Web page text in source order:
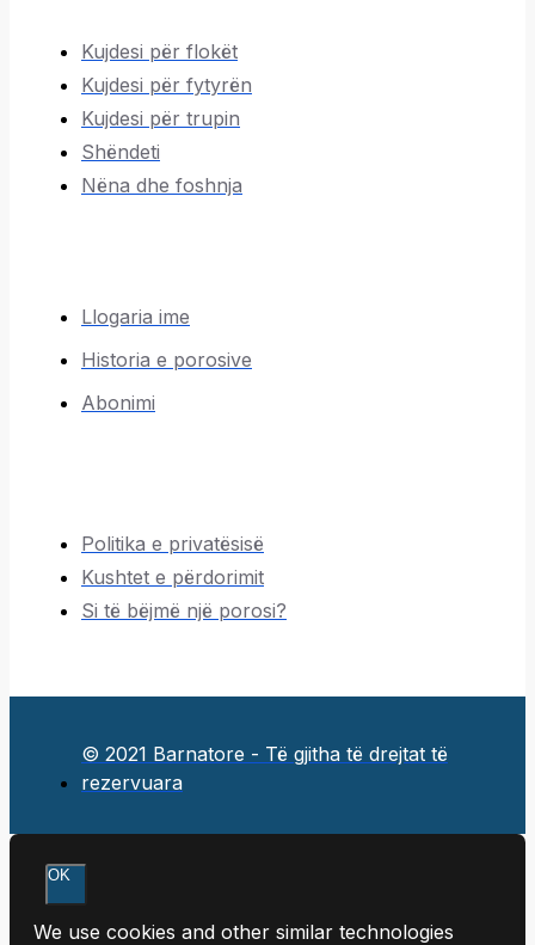
Kujdesi për flokët
Kujdesi për fytyrën
Kujdesi për trupin
Shëndeti
Nëna dhe foshnja
Llogaria ime
Historia e porosive
Abonimi
Politika e privatësisë
Kushtet e përdorimit
Si të bëjmë një porosi?
© 2021 Barnatore - Të gjitha të drejtat të
rezervuara
OK
We use cookies and other similar technologies